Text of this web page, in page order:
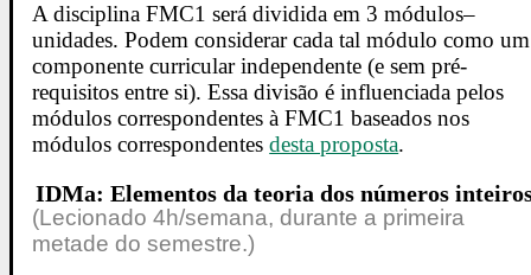
A disciplina FMC1 será dividida em 3 módulos–
unidades. Podem considerar cada tal módulo como um
componente curricular independente (e sem pré-
requisitos entre si). Essa divisão é influenciada pelos
módulos correspondentes à FMC1 baseados nos
módulos correspondentesdesta proposta.
IDMa: Elementos da teoria dos números
(Lecionado 4h/semana, durante a primeira
metade do semestre.)